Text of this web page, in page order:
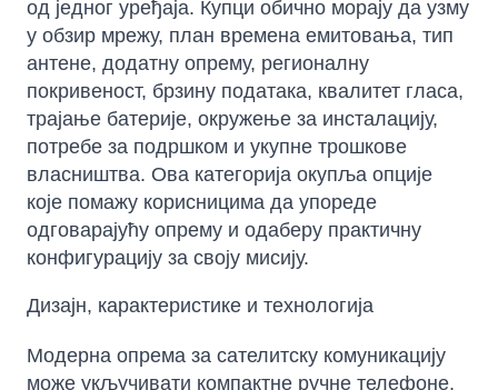
од једног уређаја. Купци обично морају да узму
у обзир мрежу, план времена емитовања, тип
антене, додатну опрему, регионалну
покривеност, брзину података, квалитет гласа,
трајање батерије, окружење за инсталацију,
потребе за подршком и укупне трошкове
власништва. Ова категорија окупља опције
које помажу корисницима да упореде
одговарајућу опрему и одаберу практичну
конфигурацију за своју мисију.
Дизајн, карактеристике и технологија
Модерна опрема за сателитску комуникацију
може укључивати компактне ручне телефоне,